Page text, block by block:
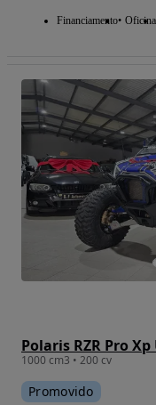
Financiamento Oficina
Polaris RZR Pro
1000 cm3 • 200 cv
Promovido